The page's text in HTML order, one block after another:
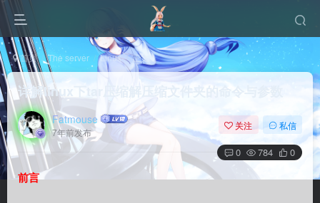
首页 The server Linux 正文
详解linux下tar压缩解压缩文件夹的命令与参数
Fatmouse
7年前发布
关注 私信
0 784 0
前言